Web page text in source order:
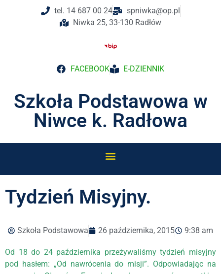
tel. 14 687 00 24
spniwka@op.pl
Niwka 25, 33-130 Radłów
FACEBOOK E-DZIENNIK
Szkoła Podstawowa w
Niwce k. Radłowa
Tydzień Misyjny.
Szkoła Podstawowa 26 października, 2015 9:38 am
Od 18 do 24 października przeżywaliśmy tydzień misyjny
pod hasłem: „Od nawrócenia do misji”. Odpowiadając na